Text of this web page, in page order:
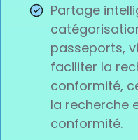
Partage
passeports,
faciliter la
conformité,
la recherche
conformité.